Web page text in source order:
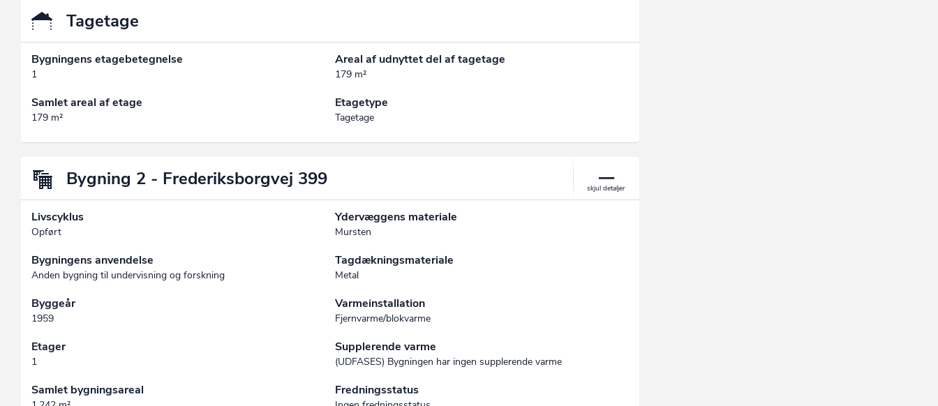
Tagetage
Bygningens etagebetegnelse
1
Samlet areal af etage
179 m²
Areal af udnyttet del af tagetage
179 m²
Etagetype
Tagetage
Bygning 2 - Frederiksborgvej 399
Livscyklus
Opført
Bygningens anvendelse
Anden bygning til undervisning og forskning
Byggeår
1959
Etager
1
Samlet bygningsareal
Ydervæggens materiale
Mursten
Tagdækningsmateriale
Metal
Varmeinstallation
Fjernvarme/blokvarme
Supplerende varme
(UDFASES) Bygningen har ingen supplerende varme
Fredningsstatus